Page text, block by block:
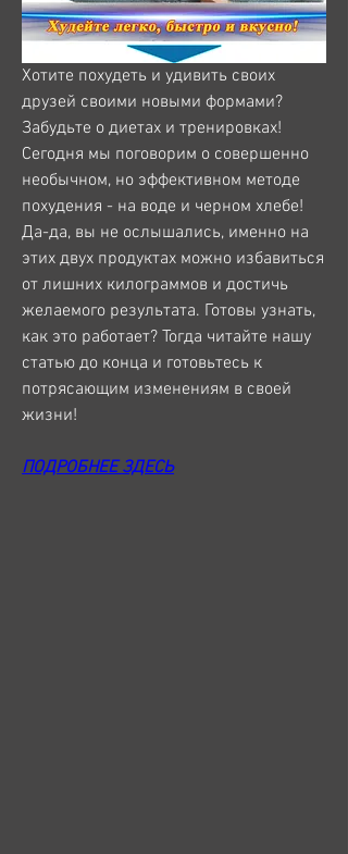
Хотите похудеть и удивить своих
друзей своими новыми формами?
Забудьте о диетах и тренировках!
Сегодня мы поговорим о совершенно
необычном, но эффективном методе
похудения - на воде и черном хлебе!
Да-да, вы не ослышались, именно на
этих двух продуктах можно избавиться
от лишних килограммов и достичь
желаемого результата. Готовы узнать,
как это работает? Тогда читайте нашу
статью до конца и готовьтесь к
потрясающим изменениям в своей
жизни!
ПОДРОБНЕЕ ЗДЕСЬ